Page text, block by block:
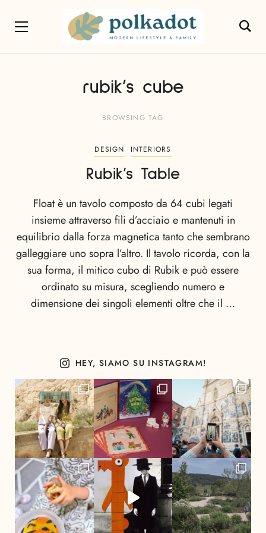
rubik’s cube
BROWSING TAG
DESIGN INTERIORS
Rubik’s Table
Float è un tavolo composto da 64 cubi legati
insieme attraverso fili d’acciaio e mantenuti in
equilibrio dalla forza magnetica tanto che sembrano
galleggiare uno sopra l’altro. Il tavolo ricorda, con la
sua forma, il mitico cubo di Rubik e può essere
ordinato su misura, scegliendo numero e
dimensione dei singoli elementi oltre che il …
HEY, SIAMO SU INSTAGRAM!